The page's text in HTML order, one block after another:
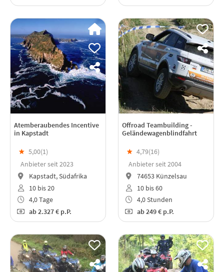
Atemberaubendes Incentive
in Kapstadt
★ 5,00(1)
Anbieter seit 2023
Kapstadt, Südafrika
10 bis 20
4,0 Tage
ab2.327 € p.P.
Offroad Teambuilding -
Geländewagenblindfahrt
★ 4,79(16)
Anbieter seit 2004
74653 Künzelsau
10 bis 60
4,0 Stunden
ab249 € p.P.